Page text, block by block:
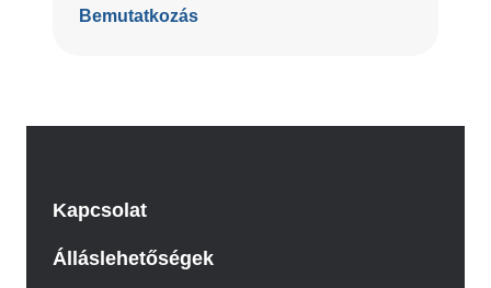
Bemutatkozás
Kapcsolat
Álláslehetőségek